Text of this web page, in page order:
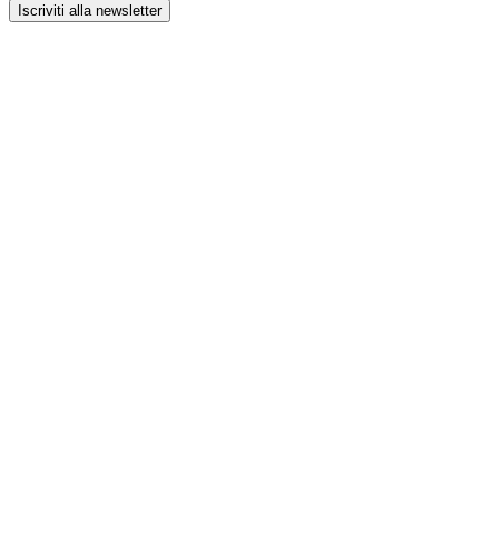
Iscriviti alla newsletter